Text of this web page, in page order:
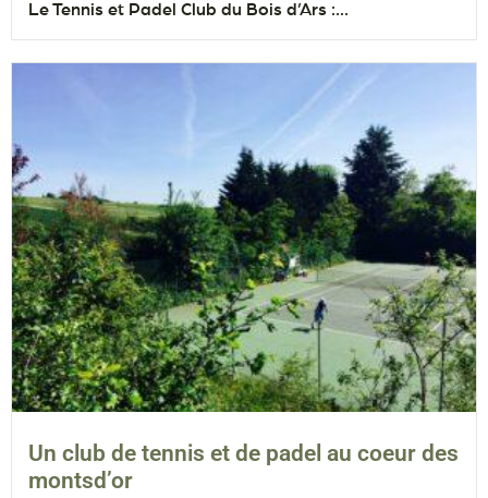
Le Tennis et Padel Club du Bois d’Ars :...
Un club de tennis et de padel au coeur des
montsd’or